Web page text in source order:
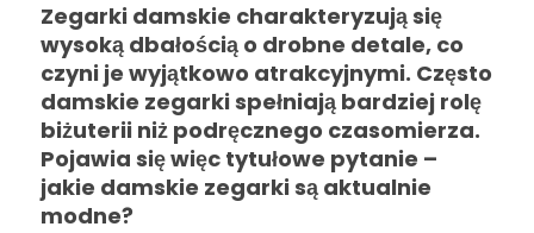
Zegarki damskie charakteryzują się
wysoką dbałością o drobne detale, co
czyni je wyjątkowo atrakcyjnymi. Często
damskie zegarki spełniają bardziej rolę
biżuterii niż podręcznego czasomierza.
Pojawia się więc tytułowe pytanie –
jakie damskie zegarki są aktualnie
modne?